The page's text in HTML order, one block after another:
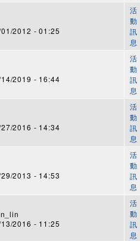
2012 - 01:25
活
動
訊
息
2019 - 16:44
活
動
訊
息
2016 - 14:34
活
動
訊
息
2013 - 14:53
活
動
訊
息
2016 - 11:25
活
動
訊
息